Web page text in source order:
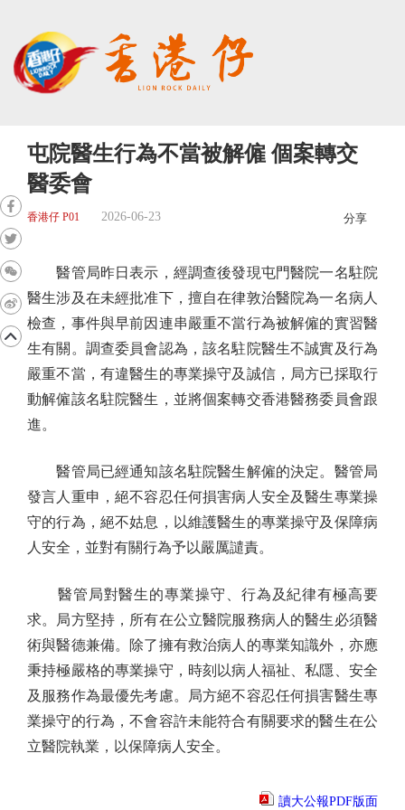
屯院醫生行為不當被解僱 個案轉交
醫委會
香港仔 P01 2026-06-23 分享
醫管局昨日表示，經調查後發現屯門醫院一名駐院
醫生涉及在未經批准下，擅自在律敦治醫院為一名病人
檢查，事件與早前因連串嚴重不當行為被解僱的實習醫
生有關。調查委員會認為，該名駐院醫生不誠實及行為
嚴重不當，有違醫生的專業操守及誠信，局方已採取行
動解僱該名駐院醫生，並將個案轉交香港醫務委員會跟
進。
醫管局已經通知該名駐院醫生解僱的決定。醫管局
發言人重申，絕不容忍任何損害病人安全及醫生專業操
守的行為，絕不姑息，以維護醫生的專業操守及保障病
人安全，並對有關行為予以嚴厲譴責。
醫管局對醫生的專業操守、行為及紀律有極高要
求。局方堅持，所有在公立醫院服務病人的醫生必須醫
術與醫德兼備。除了擁有救治病人的專業知識外，亦應
秉持極嚴格的專業操守，時刻以病人福祉、私隱、安全
及服務作為最優先考慮。局方絕不容忍任何損害醫生專
業操守的行為，不會容許未能符合有關要求的醫生在公
立醫院執業，以保障病人安全。
讀大公報PDF版面